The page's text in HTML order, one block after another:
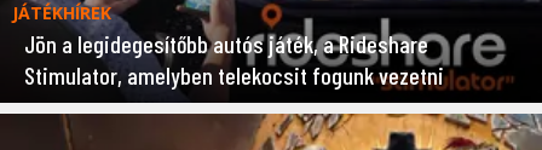
JÁTÉKHÍREK
Jön a legidegesítőbb autós játék, a Rideshare
Stimulator, amelyben telekocsit fogunk vezetni